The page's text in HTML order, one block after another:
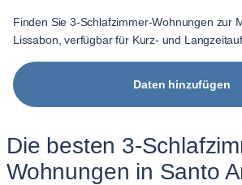
Finden Sie 3-Schlafzimmer-Wohnungen zur
Lissabon, verfügbar für Kurz- und
Daten hinzufügen
Die besten 3-
Wohnungen in Santo